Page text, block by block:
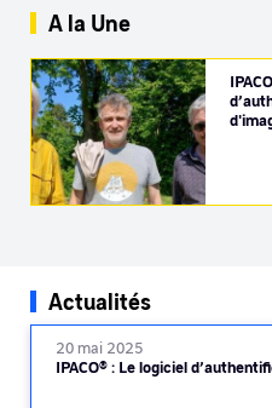
A la Une
Actualités
20 mai 2025
IPACO® : Le logiciel